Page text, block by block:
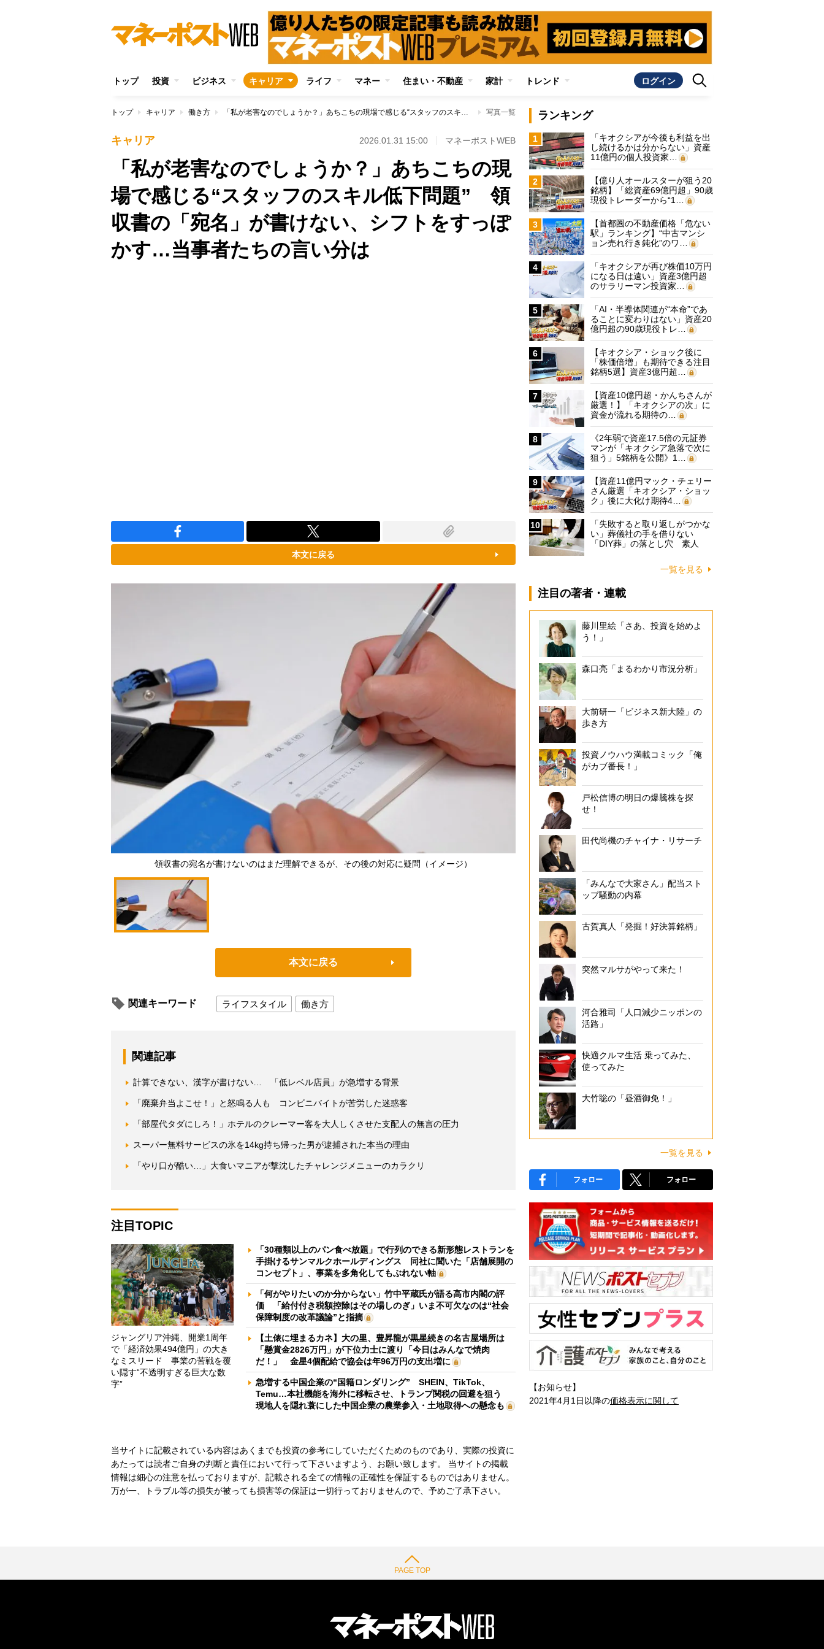
トップ 投資 ビジネス キャリア ライフ マネー 住まい・不動産 家計 トレンド ログイン
トップ キャリア 働き方 「私が老害なのでしょうか？」あちこちの現場で感じる“スタッフのスキル低下問題” 領収書の「宛名」が書けない、シフトをすっぽかす…当事者たちの言い分は 写真一覧
キャリア 2026.01.31 15:00 マネーポストWEB
「私が老害なのでしょうか？」あちこちの現
場で感じる“スタッフのスキル低下問題” 領
収書の「宛名」が書けない、シフトをすっぽ
かす…当事者たちの言い分は
本文に戻る
領収書の宛名が書けないのはまだ理解できるが、その後の対応に疑問（イメージ）
本文に戻る
関連キーワード ライフスタイル 働き方
関連記事
計算できない、漢字が書けない… 「低レベル店員」が急増する背景
「廃棄弁当よこせ！」と怒鳴る人も コンビニバイトが苦労した迷惑客
「部屋代タダにしろ！」ホテルのクレーマー客を大人しくさせた支配人の無言の圧力
スーパー無料サービスの氷を14kg持ち帰った男が逮捕された本当の理由
「やり口が酷い…」大食いマニアが撃沈したチャレンジメニューのカラクリ
注目TOPIC
ジャングリア沖縄、開業1周年
で「経済効果494億円」の大き
なミスリード 事業の苦戦を覆
い隠す“不透明すぎる巨大な数
字”
「30種類以上のパン食べ放題」で行列のできる新形態レストランを
手掛けるサンマルクホールディングス 同社に聞いた「店舗展開の
コンセプト」、事業を多角化してもぶれない軸
「何がやりたいのか分からない」竹中平蔵氏が語る高市内閣の評
価 「給付付き税額控除はその場しのぎ」いま不可欠なのは“社会
保障制度の改革議論”と指摘
【土俵に埋まるカネ】大の里、豊昇龍が黒星続きの名古屋場所は
「懸賞金2826万円」が下位力士に渡り「今日はみんなで焼肉
だ！」 金星4個配給で協会は年96万円の支出増に
急増する中国企業の“国籍ロンダリング” SHEIN、TikTok、
Temu…本社機能を海外に移転させ、トランプ関税の回避を狙う
現地人を隠れ蓑にした中国企業の農業参入・土地取得への懸念も
当サイトに記載されている内容はあくまでも投資の参考にしていただくためのものであり、実際の投資に
あたっては読者ご自身の判断と責任において行って下さいますよう、お願い致します。 当サイトの掲載
情報は細心の注意を払っておりますが、記載される全ての情報の正確性を保証するものではありません。
万が一、トラブル等の損失が被っても損害等の保証は一切行っておりませんので、予めご了承下さい。
ランキング
1
「キオクシアが今後も利益を出
し続けるかは分からない」資産
11億円の個人投資家…
2
【億り人オールスターが狙う20
銘柄】「総資産69億円超」90歳
現役トレーダーから“1…
3
【首都圏の不動産価格「危ない
駅」ランキング】“中古マンシ
ョン売れ行き鈍化”のワ…
4
「キオクシアが再び株価10万円
になる日は遠い」資産3億円超
のサラリーマン投資家…
5
「AI・半導体関連が“本命”であ
ることに変わりはない」資産20
億円超の90歳現役トレ…
6
【キオクシア・ショック後に
「株価倍増」も期待できる注目
銘柄5選】資産3億円超…
7
【資産10億円超・かんちさんが
厳選！】「キオクシアの次」に
資金が流れる期待の…
8
《2年弱で資産17.5倍の元証券
マンが「キオクシア急落で次に
狙う」5銘柄を公開》1…
9
【資産11億円マック・チェリー
さん厳選「キオクシア・ショッ
ク」後に大化け期待4…
10
「失敗すると取り返しがつかな
い」葬儀社の手を借りない
「DIY葬」の落とし穴 素人
一覧を見る
注目の著者・連載
藤川里絵「さあ、投資を始めよ
う！」
森口亮「まるわかり市況分析」
大前研一「ビジネス新大陸」の
歩き方
投資ノウハウ満載コミック「俺
がカブ番長！」
戸松信博の明日の爆騰株を探
せ！
田代尚機のチャイナ・リサーチ
「みんなで大家さん」配当スト
ップ騒動の内幕
古賀真人「発掘！好決算銘柄」
突然マルサがやって来た！
河合雅司「人口減少ニッポンの
活路」
快適クルマ生活 乗ってみた、
使ってみた
大竹聡の「昼酒御免！」
一覧を見る
フォロー フォロー
【お知らせ】
2021年4月1日以降の価格表示に関して
PAGE TOP